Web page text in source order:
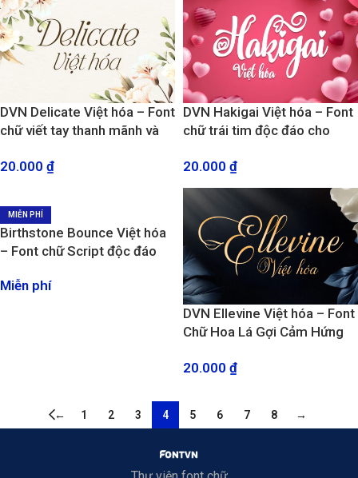
DVN Delicate Việt hóa – Font
chữ viết tay thanh mãnh và
20.000 ₫
DVN Hakigai Việt hóa – Font
chữ trái tim độc đáo cho
20.000 ₫
MIỄN PHÍ
Birthstone Bounce Việt hóa
– Font chữ Script độc đáo
Miễn phí
DVN Ellevine Việt hóa – Font
Chữ Hoa Lá Gợi Cảm Hứng
20.000 ₫
← 1 2 3 4 5 6 7 8 →